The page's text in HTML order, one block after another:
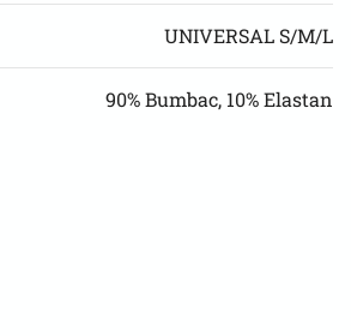
UNIVERSAL S/M/L
90% Bumbac, 10% Elastan